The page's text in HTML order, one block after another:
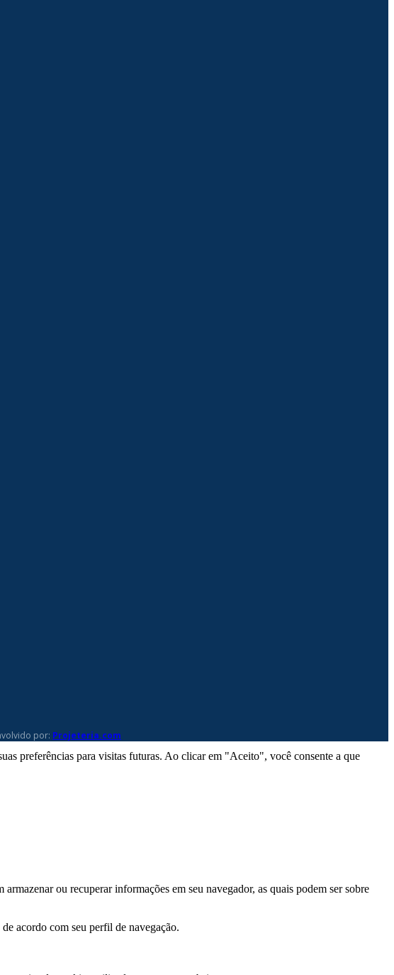
por: Projeteria.com
preferências para visitas futuras. Ao clicar em "Aceito", você consente a que
ou recuperar informações em seu navegador, as quais podem ser sobre
acordo com seu perfil de navegação.